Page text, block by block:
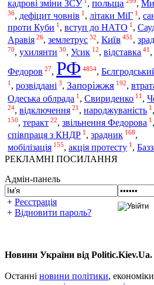
кадрові зміни ЗСУ , польща ,
36, дефіцит човнів 1 , літаки МіГ 1 ,
проти Куби 1 , вступ до НАТО 1 ,
Аравія 26, землетрус 32, Київ 451 ,
70, ухилянти 30, Усик 12, відставка 41 ,
Федоров 27, РФ 4854,
1 , розвіддані 3, Запоріжжя 192,
Одеська облрада 1 , Свириденко 11 ,
24, відключення 21 , народжуваність 1 ,
150, теракт 22, звільнення Федорова 1 ,
співпраця з КНДР 1 , зрадник 168,
мобілізація 155, акція протесту 1 ,
РЕКЛАМНІ ПОСИЛАННЯ
Адмін-панель
+ Реєстрація
+ Відновити пароль?
Новини України від Politic.Kiev.Ua.
Останні новини політики,